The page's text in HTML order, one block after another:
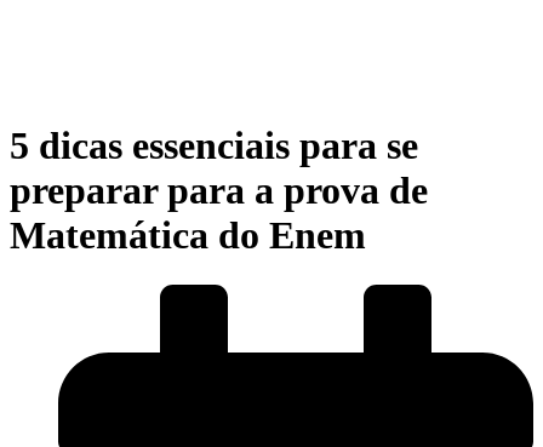
5 dicas essenciais para se
preparar para a prova de
Matemática do Enem